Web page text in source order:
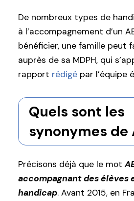
De nombreux types de
à l’accompagnement d’un
bénéficier, une famille peut
auprès de sa MDPH, qui
rapport rédigé par l’équipe
Quels sont les
synonymes de
Précisons déjà que le mot
accompagnant des élèves
handicap. Avant 2015, en